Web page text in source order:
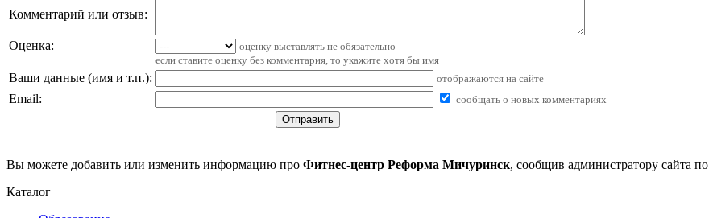
Комментарий или отзыв:
Оценка:
оценку выставлять не обязательно
если ставите оценку без комментария, то укажите хотя бы имя
Ваши данные (имя и т.п.): отображаются на сайте
Email: сообщать о новых комментариях
Вы можете добавить или изменить информацию про Фитнес-центр Реформа Мичуринск, сообщив администратору сайта по
Каталог